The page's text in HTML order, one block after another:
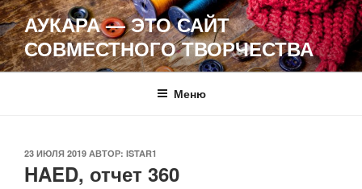
Перейти
к
содержимому
АУКАРА — ЭТО САЙТ
СОВМЕСТНОГО ТВОРЧЕСТВА
Меню
ОПУБЛИКОВАНО
23 ИЮЛЯ 2019 АВТОР: ISTAR1
HAED, отчет 360